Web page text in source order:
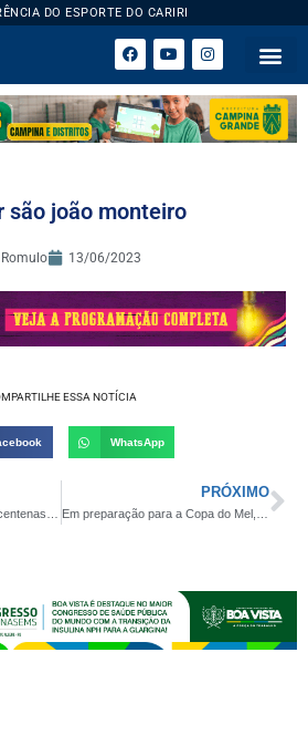
DO ESPORTE DO CARIRI
são joão monteiro
Romulo 13/06/2023
ESSA NOTÍCIA
WhatsApp
PRÓXIMO